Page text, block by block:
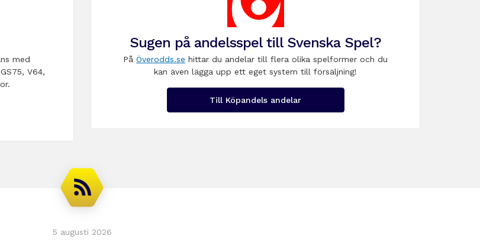
med
V64,
Sugen på andelsspel till Svenska Spel?
På Överodds.se hittar du andelar till flera olika spelformer och du
kan även lägga upp ett eget system till försäljning!
Till Köpandels andelar
5 augusti 2026